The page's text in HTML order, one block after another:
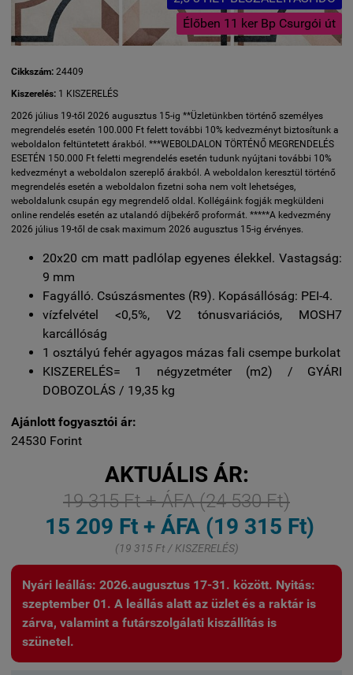
Élőben 11 ker Bp Csurgói út
Cikkszám: 24409
Kiszerelés: 1 KISZERELÉS
2026 július 19-től 2026 augusztus 15-ig **Üzletünkben történő személyes
megrendelés esetén 100.000 Ft felett további 10% kedvezményt biztosítunk a
weboldalon feltüntetett árakból. ***WEBOLDALON TÖRTÉNŐ MEGRENDELÉS
ESETÉN 150.000 Ft feletti megrendelés esetén tudunk nyújtani további 10%
kedvezményt a weboldalon szereplő árakból. A weboldalon keresztül történő
megrendelés esetén a weboldalon fizetni soha nem volt lehetséges,
weboldalunk csupán egy megrendelő oldal. Kollégáink fogják megküldeni
online rendelés esetén az utalandó díjbekérő proformát. *****A kedvezmény
2026 július 19-től de csak maximum 2026 augusztus 15-ig érvényes.
20x20 cm matt padlólap egyenes élekkel. Vastagság:
9 mm
Fagyálló. Csúszásmentes (R9). Kopásállóság: PEI-4.
vízfelvétel <0,5%, V2 tónusvariációs, MOSH7
karcállóság
1 osztályú fehér agyagos mázas fali csempe burkolat
KISZERELÉS= 1 négyzetméter (m2) / GYÁRI
DOBOZOLÁS / 19,35 kg
Ajánlott fogyasztói ár:
24530 Forint
AKTUÁLIS ÁR:
19 315 Ft + ÁFA (24 530 Ft)
15 209 Ft + ÁFA (19 315 Ft)
(19 315 Ft / KISZERELÉS)
Nyári leállás: 2026.augusztus 17-31. között. Nyitás:
szeptember 01. A leállás alatt az üzlet és a raktár is
zárva, valamint a futárszolgálati kiszállítás is
szünetel.